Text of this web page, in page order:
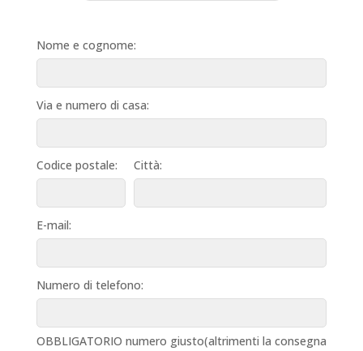
Nome e cognome:
Via e numero di casa:
Codice postale: Città:
E-mail:
Numero di telefono:
OBBLIGATORIO numero giusto(altrimenti la consegna